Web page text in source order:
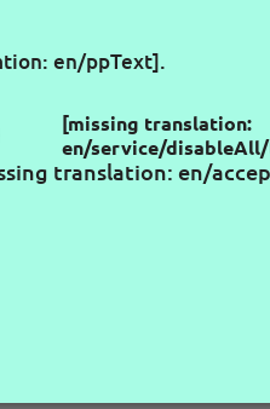
en/ppText].
[missing translation:
en/service/
translation: en/